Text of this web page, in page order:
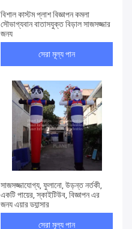
বিশাল কাস্টম প্লাশ বিজ্ঞাপন কমলা
সৌভাগ্যবান বাতাসযুক্ত বিড়াল সাজসজ্জার
জন্য
সেরা মূল্য পান
সাজসজ্জাযোগ্য, ফুলানো, উড়ন্ত নর্তকী,
একটি পায়ের, স্কাইটিউব, বিজ্ঞাপন এর
জন্য এয়ার ড্যান্সার
সেরা মূল্য পান